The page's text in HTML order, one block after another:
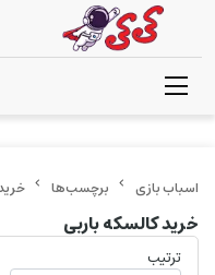
برچسب‌ها
خرید کالسکه باربی
ترتیب